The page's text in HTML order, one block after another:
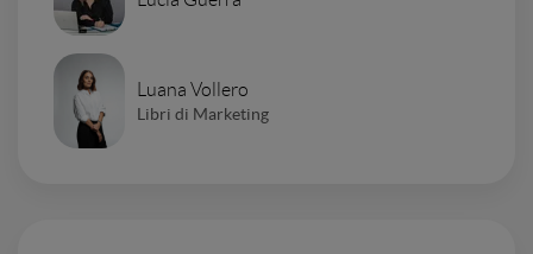
Luana Vollero
Libri di Marketing